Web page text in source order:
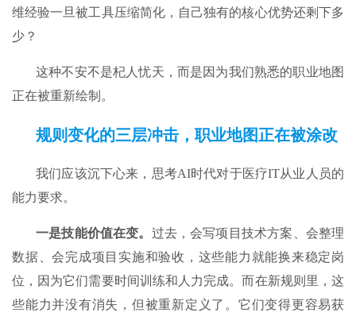
维经验一旦被工具压缩简化，自己独有的核心优势还剩下多
少？
这种不安不是杞人忧天，而是因为我们熟悉的职业地图
正在被重新绘制。
规则变化的三层冲击 ，职业地图正在被涂改
我们应该沉下心来，思考AI时代对于医疗IT从业人员的
能力要求。
一是技能价值在变。 过去，会写项目技术方案、会整理
数据、会完成项目实施和验收，这些能力就能换来稳定岗
位，因为它们需要时间训练和人力完成。而在新规则里，这
些能力并没有消失，但被重新定义了。它们变得更容易获